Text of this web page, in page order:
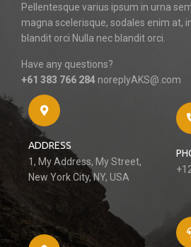
Pellentesque varius ipsum in urna
magna scelerisque, sodales enim at,
blandit orci Nulla nec blandit orci.
Have any questions?
+61 383 766 284 noreplyAKS@.com
ADDRESS
1, My Address, My Street,
New York City, NY, USA